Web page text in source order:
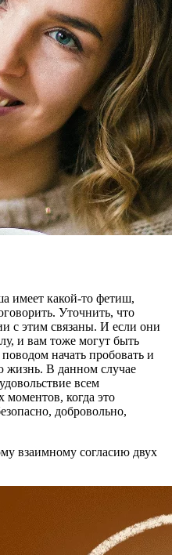
имеет какой-то фетиш,
Уточнить, что
с этим связаны. И если они
и вам тоже могут быть
начать пробовать и
жизнь. В данном случае
всем
моментов, когда это
добровольно,
взаимному согласию двух